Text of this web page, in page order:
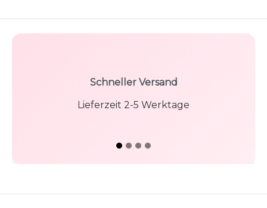
Schneller Versand
Lieferzeit 2-5 Werktage